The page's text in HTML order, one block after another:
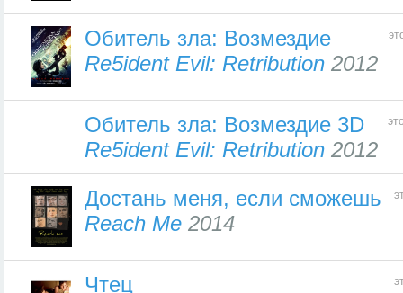
Обитель зла: Возмездие
Re5ident Evil: Retribution 2012
Обитель зла: Возмездие 3D
Re5ident Evil: Retribution 2012
Достань меня, если сможешь
Reach Me 2014
Чтец